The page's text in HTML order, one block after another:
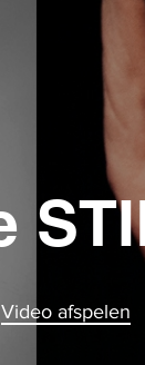
Video afspelen